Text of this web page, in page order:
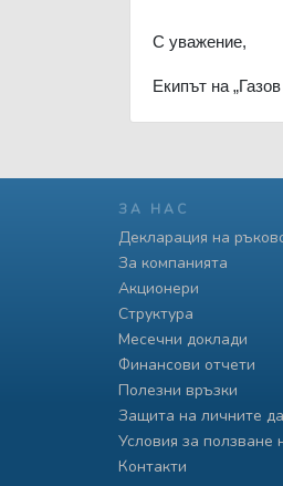
С уважение,
Екипът на
ЗА НАС
Декларация на
За компанията
Акционери
Структура
Месечни доклади
Финансови отчети
Полезни връзки
Защита на личните
Условия за ползване
Контакти